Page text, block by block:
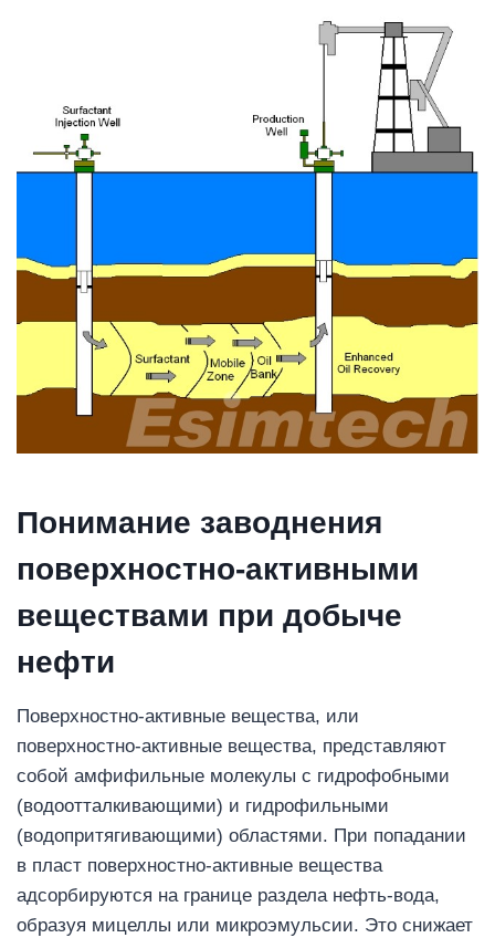
Понимание заводнения
поверхностно-активными
веществами при добыче
нефти
Поверхностно-активные вещества, или
поверхностно-активные вещества, представляют
собой амфифильные молекулы с гидрофобными
(водоотталкивающими) и гидрофильными
(водопритягивающими) областями. При попадании
в пласт поверхностно-активные вещества
адсорбируются на границе раздела нефть-вода,
образуя мицеллы или микроэмульсии. Это снижает